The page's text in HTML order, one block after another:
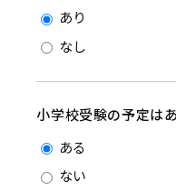
あり
なし
小学校受験の予定は
ある
ない